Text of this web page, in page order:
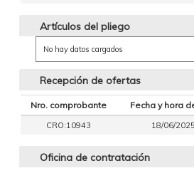
Artículos del pliego
No hay datos cargados
Recepción de ofertas
Nro. comprobante Fecha y hora
CRO:10943 18/06/
Oficina de contratación